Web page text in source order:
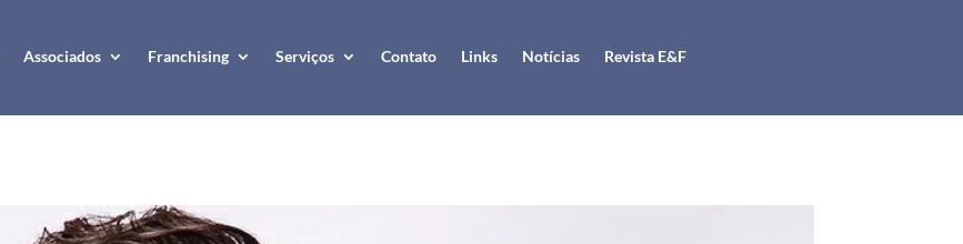
Associados Franchising Serviços Contato Links Notícias Revista E&F